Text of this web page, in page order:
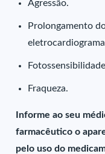
Agressão.
Prolongamento
Fraqueza.
Informe ao seu
farmacêutico o
pelo uso do